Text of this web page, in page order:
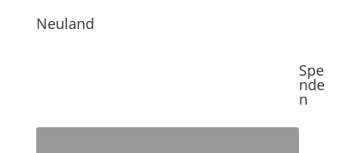
Neuland
Spe
nde
n